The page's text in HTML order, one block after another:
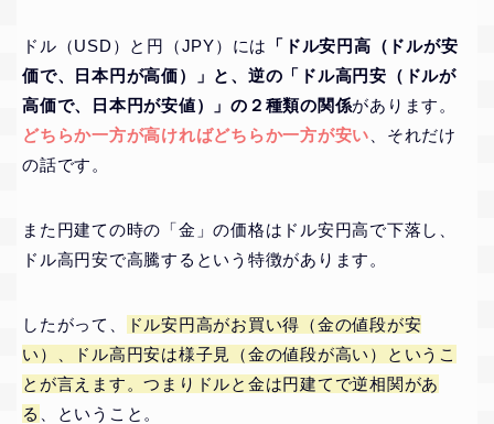
ドル（USD）と円（JPY）には
「ドル安円高（ドルが安
価で、日本円が高価）」と、逆の「ドル高円安（ドルが
高価で、日本円が安値）」の２種類の関係があります。
どちらか一方が高ければどちらか一方が安い 、それだけ
の話です。
また円建ての時の「金」の価格はドル安円高で下落し、
ドル高円安で高騰するという特徴があります。
したがって、
ドル安円高がお買い得（金の値段が安
い）、ドル高円安は様子見（金の値段が高い）というこ
とが言えます。つまりドルと金は円建てで逆相関があ
る
、ということ。